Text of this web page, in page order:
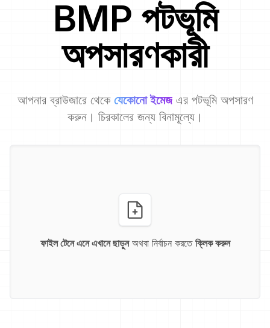
BMP পটভূমি
অপসারণকারী
আপনার ব্রাউজারে থেকে যেকোনো ইমেজ এর পটভূমি অপসারণ
করুন। চিরকালের জন্য বিনামূল্যে।
ফাইল টেনে এনে এখানে ছাড়ুনঅথবা নির্বাচন করতে ক্লিক করুন